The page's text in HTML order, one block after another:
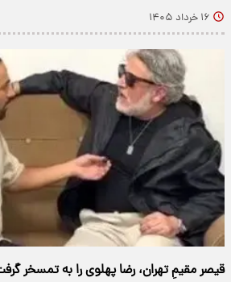
۱۶ خرداد ۱۴۰۵
قیصر مقیمِ تهران، رضا پهلوی را به تمسخر